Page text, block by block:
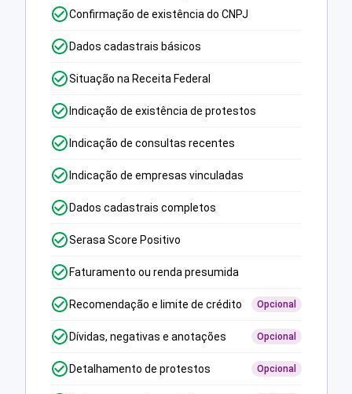
Confirmação de existência do CNPJ
Dados cadastrais básicos
Situação na Receita Federal
Indicação de existência de protestos
Indicação de consultas recentes
Indicação de empresas vinculadas
Dados cadastrais completos
Serasa Score Positivo
Faturamento ou renda presumida
Recomendação e limite de crédito Opcional
Dívidas, negativas e anotações Opcional
Detalhamento de protestos Opcional